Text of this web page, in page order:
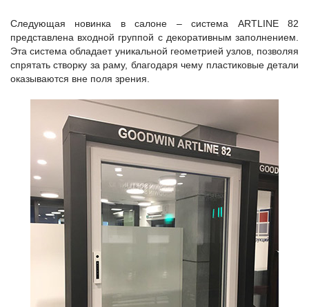
Следующая новинка в салоне – система ARTLINE 82
представлена входной группой с декоративным заполнением.
Эта система обладает уникальной геометрией узлов, позволяя
спрятать створку за раму, благодаря чему пластиковые детали
оказываются вне поля зрения.